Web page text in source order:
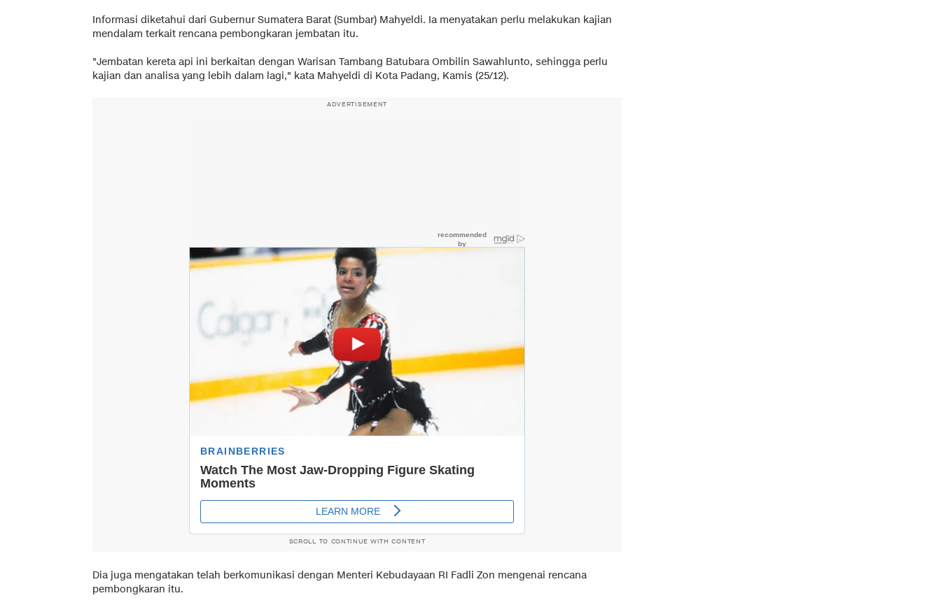
Informasi diketahui dari Gubernur Sumatera Barat (Sumbar) Mahyeldi. Ia menyatakan perlu melakukan kajian
mendalam terkait rencana pembongkaran jembatan itu.
"Jembatan kereta api ini berkaitan dengan Warisan Tambang Batubara Ombilin Sawahlunto, sehingga perlu
kajian dan analisa yang lebih dalam lagi," kata Mahyeldi di Kota Padang, Kamis (25/12).
ADVERTISEMENT
SCROLL TO CONTINUE WITH CONTENT
Dia juga mengatakan telah berkomunikasi dengan Menteri Kebudayaan RI Fadli Zon mengenai rencana
pembongkaran itu.